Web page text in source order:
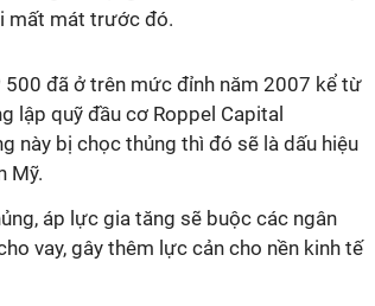
mất mát trước đó.
500 đã ở trên mức đỉnh năm 2007 kể từ
lập quỹ đầu cơ Roppel Capital
này bị chọc thủng thì đó sẽ là dấu hiệu
Mỹ.
áp lực gia tăng sẽ buộc các ngân
vay, gây thêm lực cản cho nền kinh tế